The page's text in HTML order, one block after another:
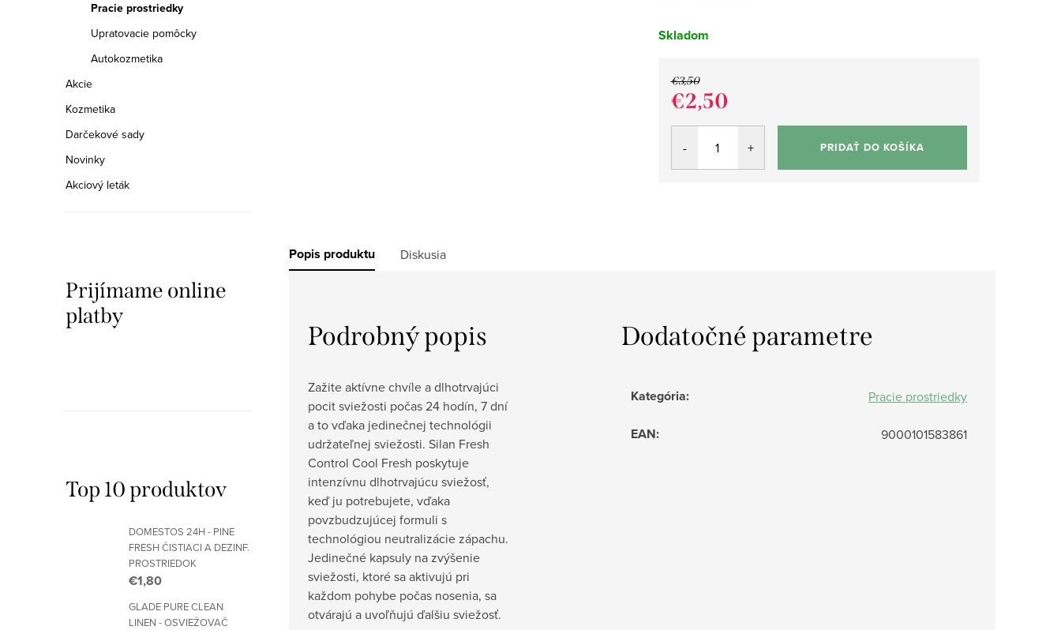
Pracie prostriedky
Upratovacie pomôcky
Autokozmetika
Akcie
Kozmetika
Darčekové sady
Novinky
Akciový leták
Prijímame online
platby
Top 10 produktov
DOMESTOS 24H - PINE
FRESH ČISTIACI A DEZINF.
PROSTRIEDOK
€1,80
GLADE PURE CLEAN
LINEN - OSVIEŽOVAČ
Skladom
€3,50
€2,50
Jednotková
PRIDAŤ DO KOŠÍKA
Popis produktu Diskusia
Podrobný popis
Zažite aktívne chvíle a dlhotrvajúci
pocit sviežosti počas 24 hodín, 7 dní
a to vďaka jedinečnej technológii
udržateľnej sviežosti. Silan Fresh
Control Cool Fresh poskytuje
intenzívnu dlhotrvajúcu sviežosť,
keď ju potrebujete, vďaka
povzbudzujúcej formuli s
technológiou neutralizácie zápachu.
Jedinečné kapsuly na zvýšenie
sviežosti, ktoré sa aktivujú pri
každom pohybe počas nosenia, sa
otvárajú a uvoľňujú ďalšiu sviežosť.
Dodatočné parametre
Kategória: Pracie prostriedky
EAN: 9000101583861